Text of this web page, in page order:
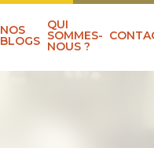
NOS
BLOGS
QUI
SOMMES-
NOUS ?